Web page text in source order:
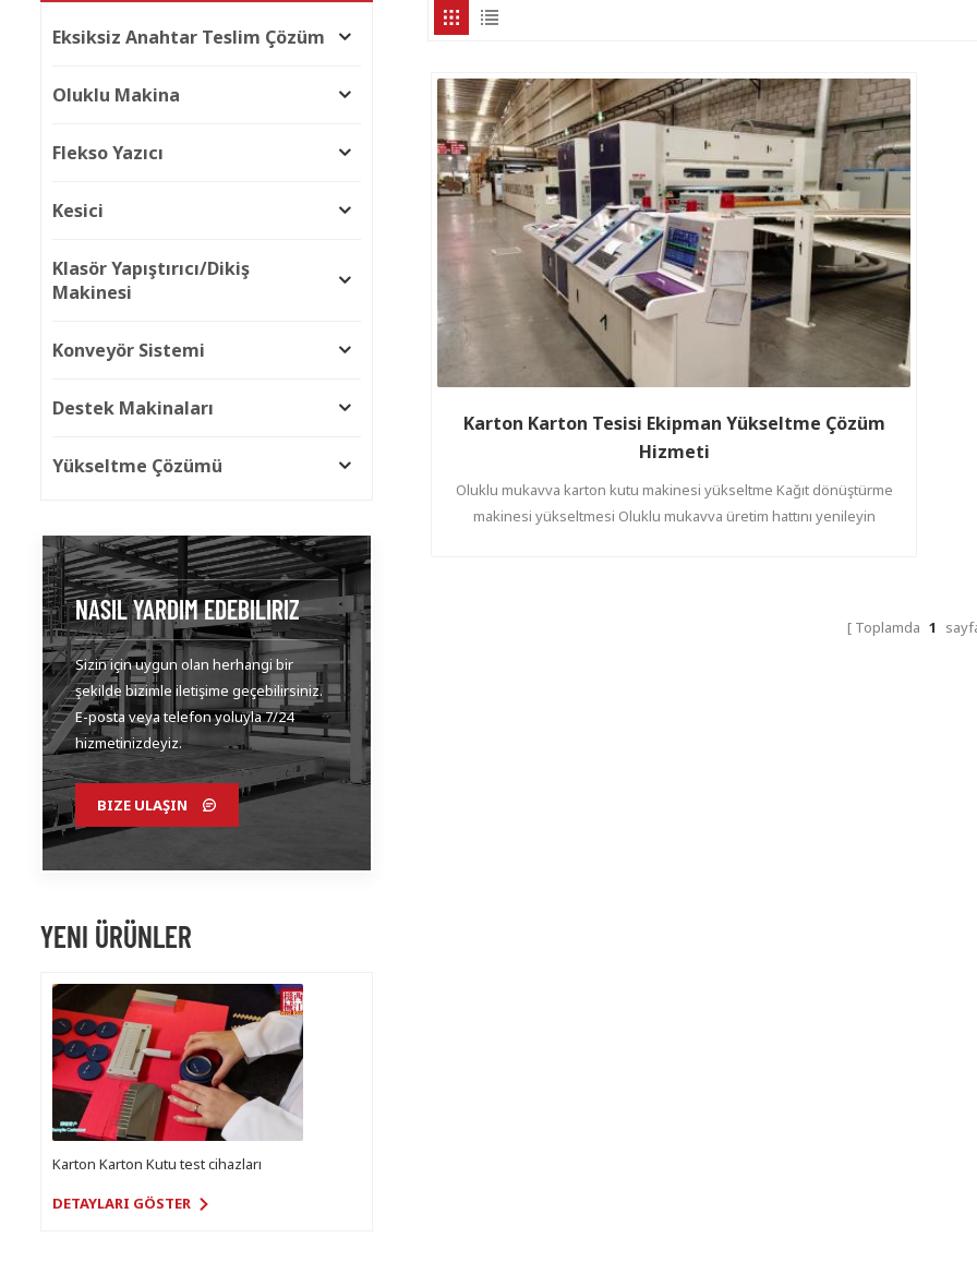
Karton Karton Tesisi Ekipman Yükseltme Çözüm
Hizmeti
Oluklu mukavva karton kutu makinesi yükseltme Kağıt dönüştürme
makinesi yükseltmesi Oluklu mukavva üretim hattını yenileyin
Toplamda 1
Eksiksiz Anahtar Teslim Çözüm
Oluklu Makina
Flekso Yazıcı
Kesici
Klasör Yapıştırıcı/Dikiş
Makinesi
Konveyör Sistemi
Destek Makinaları
Yükseltme Çözümü
NASIL YARDIM EDEBILIRIZ
Sizin için uygun olan herhangi bir
şekilde bizimle iletişime geçebilirsiniz.
E-posta veya telefon yoluyla 7/24
hizmetinizdeyiz.
BIZE ULAŞIN
YENI ÜRÜNLER
Karton Karton Kutu test cihazları
DETAYLARI GÖSTER